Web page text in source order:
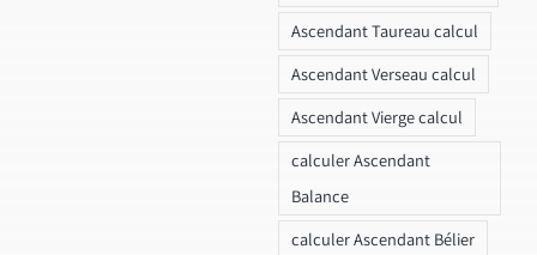
Ascendant Taureau calcul
Ascendant Verseau calcul
Ascendant Vierge calcul
calculer Ascendant
Balance
calculer Ascendant Bélier